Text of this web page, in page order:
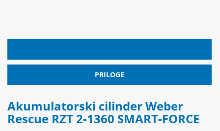
PRILOGE
Akumulatorski cilinder Weber
Rescue RZT 2-1360 SMART-FORCE